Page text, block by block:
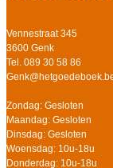
Vennestraat 345
3600 Genk
Tel. 089 30 58 86
Zondag: Gesloten
Maandag: Gesloten
Dinsdag: Gesloten
Woensdag: 10u-18u
Donderdag: 10u-18u